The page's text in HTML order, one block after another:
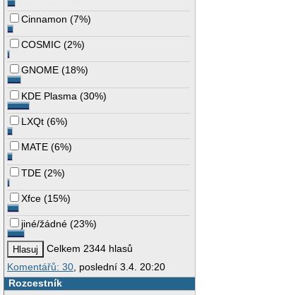
Cinnamon (7%)
COSMIC (2%)
GNOME (18%)
KDE Plasma (30%)
LXQt (6%)
MATE (6%)
TDE (2%)
Xfce (15%)
jiné/žádné (23%)
Celkem 2344 hlasů
Komentářů: 30 , poslední 3.4. 20:20
Rozcestník